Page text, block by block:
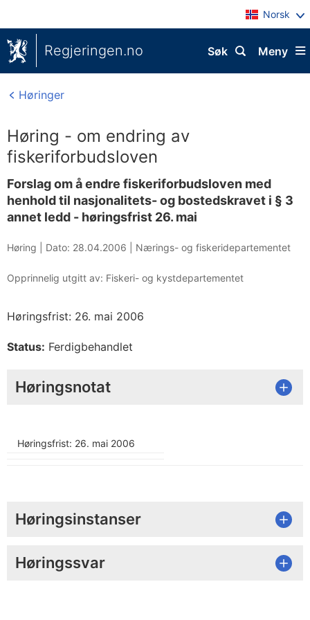
Norsk
Regjeringen.no Meny
Søk
Høringer
Høring - om endring av
fiskeriforbudsloven
Forslag om å endre fiskeriforbudsloven med
henhold til nasjonalitets- og bostedskravet i § 3
annet ledd - høringsfrist 26. mai
Høring | Dato: 28.04.2006 Nærings- og fiskeridepartementet
Opprinnelig utgitt av: Fiskeri- og kystdepartementet
Høringsfrist: 26. mai 2006
Status: Ferdigbehandlet
Høringsnotat
Høringsfrist: 26. mai 2006
Høringsinstanser
Høringssvar